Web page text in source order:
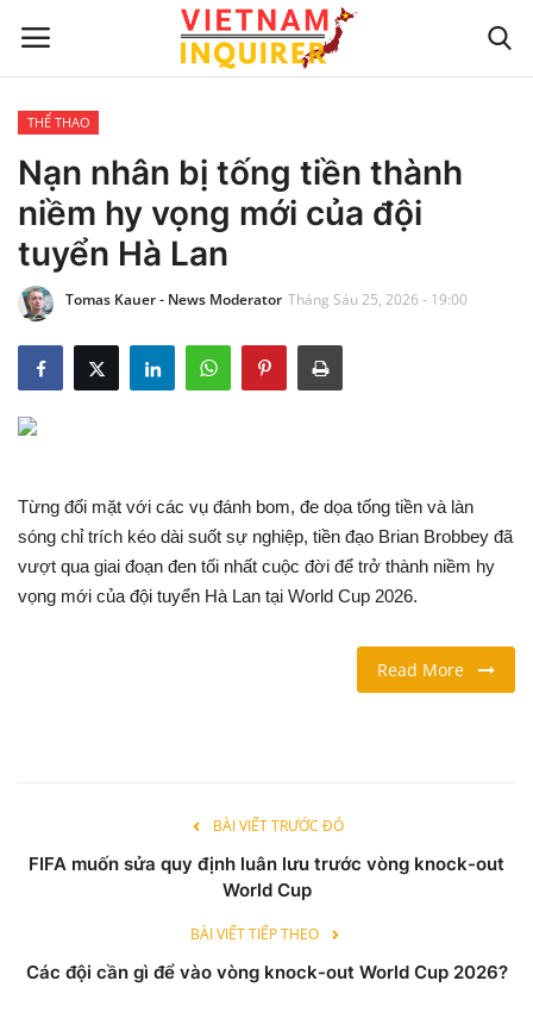
Trang chủ
Liên hệ
TIN TỨC THẾ GIỚI
CẬP NHẬT
SỰ GIẢI TRÍ
LỐI SỐNG
THỂ THAO
Nạn nhân bị tống tiền thành
niềm hy vọng mới của đội
tuyển Hà Lan
Tomas Kauer - News Moderator Tháng Sáu 25, 2026 - 19:00
Từng đối mặt với các vụ đánh bom, đe dọa tống tiền và làn
sóng chỉ trích kéo dài suốt sự nghiệp, tiền đạo Brian Brobbey đã
vượt qua giai đoạn đen tối nhất cuộc đời để trở thành niềm hy
vọng mới của đội tuyển Hà Lan tại World Cup 2026.
Read More
BÀI VIẾT TRƯỚC ĐÓ
FIFA muốn sửa quy định luân lưu trước vòng knock-out
World Cup
BÀI VIẾT TIẾP THEO
Các đội cần gì để vào vòng knock-out World Cup 2026?